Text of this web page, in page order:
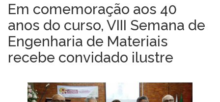
Em comemoração aos 40
anos do curso, VIII Semana de
Engenharia de Materiais
recebe convidado ilustre